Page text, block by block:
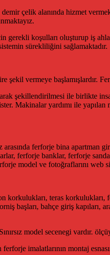
çelik alanında hizmet
gerekli koşulları oluşturup iş
sürekliliğini sağlamaktadır.
şekil vermeye başlamışlardır.
şekillendirilmesi ile birlikte
Makinalar yardımı ile
arasında ferforje bina apartman
ferforje banklar, ferforje
model ve fotoğraflarını web
korkulukları, teras korkulukları,
başları, bahçe giriş
model secenegi vardır.
imalatlarının montaj